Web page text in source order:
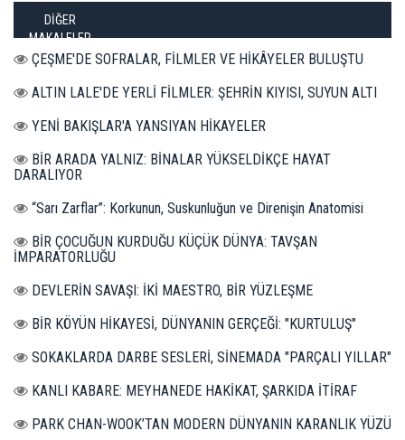
DİĞER
MAKALELER
ÇEŞME'DE SOFRALAR, FİLMLER VE HİKÂYELER BULUŞTU
ALTIN LALE'DE YERLİ FİLMLER: ŞEHRİN KIYISI, SUYUN ALTI
YENİ BAKIŞLAR'A YANSIYAN HİKAYELER
BİR ARADA YALNIZ: BİNALAR YÜKSELDİKÇE HAYAT
DARALIYOR
“Sarı Zarflar”: Korkunun, Suskunluğun ve Direnişin Anatomisi
BİR ÇOCUĞUN KURDUĞU KÜÇÜK DÜNYA: TAVŞAN
İMPARATORLUĞU
DEVLERİN SAVAŞI: İKİ MAESTRO, BİR YÜZLEŞME
BİR KÖYÜN HİKAYESİ, DÜNYANIN GERÇEĞİ: "KURTULUŞ"
SOKAKLARDA DARBE SESLERİ, SİNEMADA "PARÇALI YILLAR"
KANLI KABARE: MEYHANEDE HAKİKAT, ŞARKIDA İTİRAF
PARK CHAN-WOOK’TAN MODERN DÜNYANIN KARANLIK YÜZÜ